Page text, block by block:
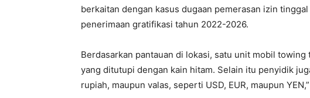
berkaitan dengan kasus dugaan pemerasan izin
penerimaan gratifikasi tahun 2022-2026.
Berdasarkan pantauan di lokasi, satu unit mobil
yang ditutupi dengan kain hitam. Selain itu penyidik
rupiah, maupun valas, seperti USD, EUR, maupun